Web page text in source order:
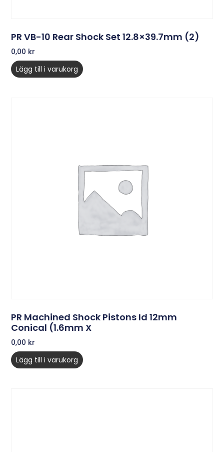
PR VB-10 Rear Shock Set 12.8×39.7mm (2)
0,00 kr
Lägg till i varukorg
PR Machined Shock Pistons Id 12mm
Conical (1.6mm X
0,00 kr
Lägg till i varukorg